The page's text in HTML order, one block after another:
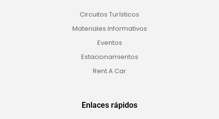
Circuitos Turísticos
Materiales Informativos
Eventos
Estacionamientos
Rent A Car
Enlaces rápidos